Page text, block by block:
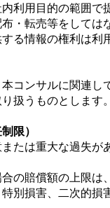
利用目的の範囲
・転売等をしては
る情報の権利は利
コンサルに関連
扱うものとします。
限）
たは重大な過失
の賠償額の上限
別損害、二次的損